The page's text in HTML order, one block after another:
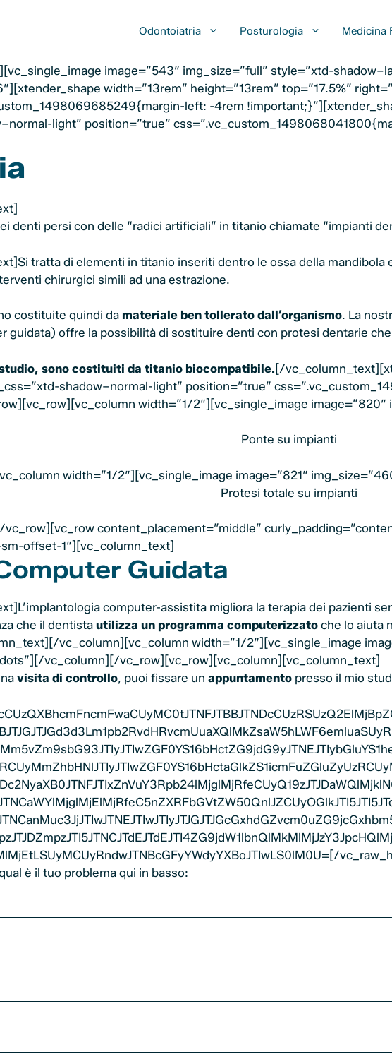
Odontoiatria Posturologia Medicina
image=”543″ img_size=”full” style=”xtd-
width=”13rem” height=”13rem” top=”17.5%”
left: -4rem
light” position=”true”
denti persi con delle “radici artificiali” in titanio chiamate “impianti
tratta di elementi in titanio inseriti dentro le ossa della mandibola
chirurgici simili ad una estrazione.
costituite quindi da materiale ben tollerato dall’organismo. La
guidata) offre la possibilità di sostituire denti con protesi dentarie che
sono costituiti da titanio biocompatibile.[/
shadow–normal-light” position=”true”
width=”1/2″][vc_single_image
Ponte su impianti
width=”1/2″][vc_single_image image=”821″
Protesi totale su impianti
content_placement=”middle”
offset-1″][vc_column_text]
Guidata
computer-assistita migliora la terapia dei pazienti
che il dentista utilizza un programma computerizzato che lo aiuta
vc_column][vc_column width=”1/2″][vc_single_image
vc_column][/vc_row][vc_row][vc_column][vc_column_text]
visita di controllo, puoi fissare un appuntamento presso il mio
è il tuo problema qui in basso: